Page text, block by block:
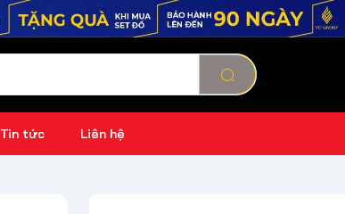
Tin tức Liên hệ